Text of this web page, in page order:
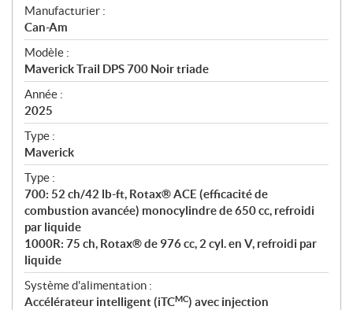
S
p
é
c
i
f
i
c
a
t
i
o
n
s
Manufacturier :
Can-Am
Modèle :
Maverick Trail DPS 700 Noir triade
Année :
2025
Type :
Maverick
Type :
700: 52 ch/42 lb-ft, Rotax® ACE (efficacité de
combustion avancée) monocylindre de 650 cc, refroidi
par liquide
1000R: 75 ch, Rotax® de 976 cc, 2 cyl. en V, refroidi par
liquide
Système d'alimentation :
Accélérateur intelligent (iTCMC) avec injection